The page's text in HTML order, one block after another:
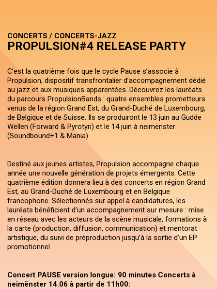
CONCERTS / CONCERTS-JAZZ
PROPULSION#4 RELEASE PARTY
C’est la quatrième fois que le cycle Pause s’associe à
Propulsion, dispositif transfrontalier d’accompagnement dédié
au jazz et aux musiques apparentées. Découvrez les lauréats
du parcours PropulsionBands : quatre ensembles prometteurs
venus de la région Grand Est, du Grand-Duché de Luxembourg,
de Belgique et de Suisse. Ils se produiront le 13 juin au Gudde
Wëllen (Forward & Pyrotyri) et le 14 juin à neimënster
(Soundbound+1 & Mania).
Destiné aux jeunes artistes, Propulsion accompagne chaque
année une nouvelle génération de projets émergents. Cette
quatrième édition donnera lieu à des concerts en région Grand
Est, au Grand-Duché de Luxembourg et en Belgique
francophone. Sélectionnés sur appel à candidatures, les
lauréats bénéficient d’un accompagnement sur mesure : mise
en réseau avec les acteurs de la scène musicale, formations à
la carte (production, diffusion, communication) et mentorat
artistique, du suivi de préproduction jusqu’à la sortie d’un EP
promotionnel.
Concert PAUSE version longue: 90 minutes Concerts à
neimënster 14.06 à partir de 11h00: